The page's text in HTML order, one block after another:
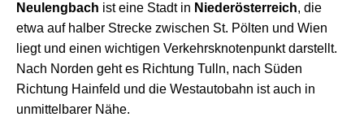
Neulengbach ist eine Stadt in Niederösterreich, die
etwa auf halber Strecke zwischen St. Pölten und Wien
liegt und einen wichtigen Verkehrsknotenpunkt darstellt.
Nach Norden geht es Richtung Tulln, nach Süden
Richtung Hainfeld und die Westautobahn ist auch in
unmittelbarer Nähe.